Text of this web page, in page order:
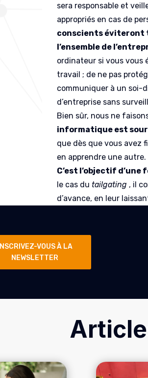
sera responsable et
appropriés en cas de
conscients éviteront
l’ensemble de
ordinateur si vous vous
travail ; de ne pas
communiquer à un soi-
d’entreprise sans
Bien sûr, nous ne
informatique est
que dès que vous avez
en apprendre une autre.
C’est l’objectif
le cas dutailgating , il
d’avance, en leur
INSCRIVEZ-VOUS À LA
NEWSLETTER